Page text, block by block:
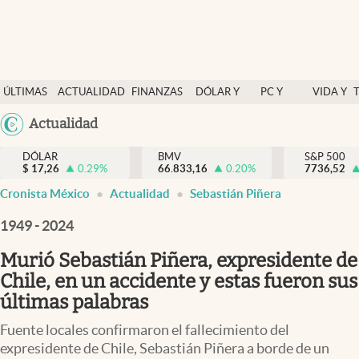
ÚLTIMAS
NOTICIAS
ACTUALIDAD
FINANZAS
DÓLAR Y
PC Y
VIDA Y
México
Actualidad
Actualidad
Finanzas y economía
Dólar y mercados
Pc y celular
Vida y estilo
Tv
DÓLAR
$ 17,26 0.29%
BMV
66.833,16
0.20%
S&P 500
7736,52
Cronista México Actualidad Sebastián Piñera
1949 - 2024
Murió Sebastián Piñera, expresidente de
Chile, en un accidente y estas fueron sus
últimas palabras
Fuente locales confirmaron el fallecimiento del
expresidente de Chile, Sebastián Piñera a borde de un